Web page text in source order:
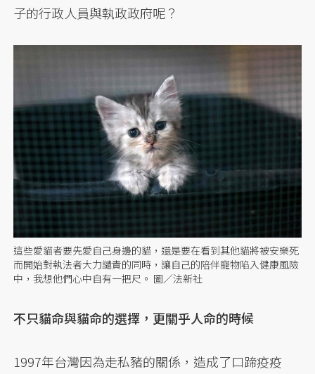
子的行政人員與執政政府呢？
這些愛貓者要先愛自己身邊的貓，還是要在看到其他貓將被安樂死
而開始對執法者大力譴責的同時，讓自己的陪伴寵物陷入健康風險
中，我想他們心中自有一把尺。 圖／法新社
不只貓命與貓命的選擇，更關乎人命的時候
1997年台灣因為走私豬的關係，造成了口蹄疫疫